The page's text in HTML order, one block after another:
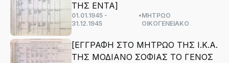
ΤΗΣ ΕΝΤΑ]
01.01.1945 -
31.12.1945
•ΜΗΤΡΩΟ
ΟΙΚΟΓΕΝΕΙΑΚΟ
[ΕΓΓΡΑΦΗ ΣΤΟ ΜΗΤΡΩΟ ΤΗΣ Ι.Κ.Α.
ΤΗΣ ΜΟΔΙΑΝΟ ΣΟΦΙΑΣ ΤΟ ΓΕΝΟΣ